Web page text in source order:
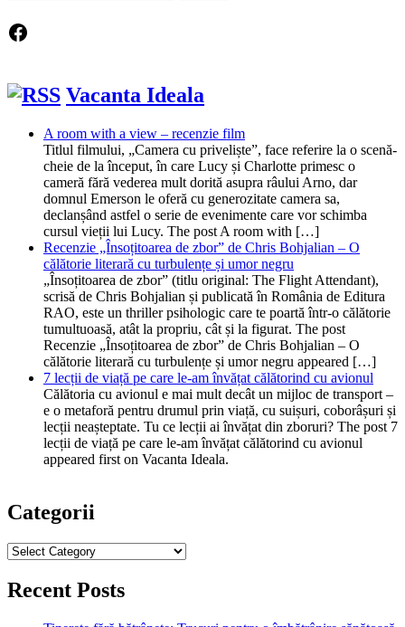
for:
Facebook
Vacanta Ideala
A room with a view – recenzie film
Titlul filmului, „Camera cu priveliște”, face referire la o scenă-
cheie de la început, în care Lucy și Charlotte primesc o
cameră fără vederea mult dorită asupra râului Arno, dar
domnul Emerson le oferă cu generozitate camera sa,
declanșând astfel o serie de evenimente care vor schimba
cursul vieții lui Lucy. The post A room with […]
Recenzie „Însoțitoarea de zbor” de Chris Bohjalian – O
călătorie literară cu turbulențe și umor negru
„Însoțitoarea de zbor” (titlu original: The Flight Attendant),
scrisă de Chris Bohjalian și publicată în România de Editura
RAO, este un thriller psihologic care te poartă într-o călătorie
tumultuoasă, atât la propriu, cât și la figurat. The post
Recenzie „Însoțitoarea de zbor” de Chris Bohjalian – O
călătorie literară cu turbulențe și umor negru appeared […]
7 lecții de viață pe care le-am învățat călătorind cu avionul
Călătoria cu avionul e mai mult decât un mijloc de transport –
e o metaforă pentru drumul prin viață, cu suișuri, coborâșuri și
lecții neașteptate. Tu ce lecții ai învățat din zboruri? The post 7
lecții de viață pe care le-am învățat călătorind cu avionul
appeared first on Vacanta Ideala.
Categorii
Categorii
Recent Posts